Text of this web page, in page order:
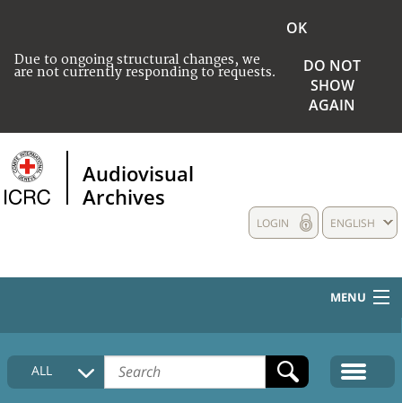
Due to ongoing structural changes, we
are not currently responding to requests.
OK
DO NOT
SHOW
AGAIN
Audiovisual
Archives
ENGLISH
LOGIN
MENU
HOME
COLLECTIONS DESCRIPTION
ALL